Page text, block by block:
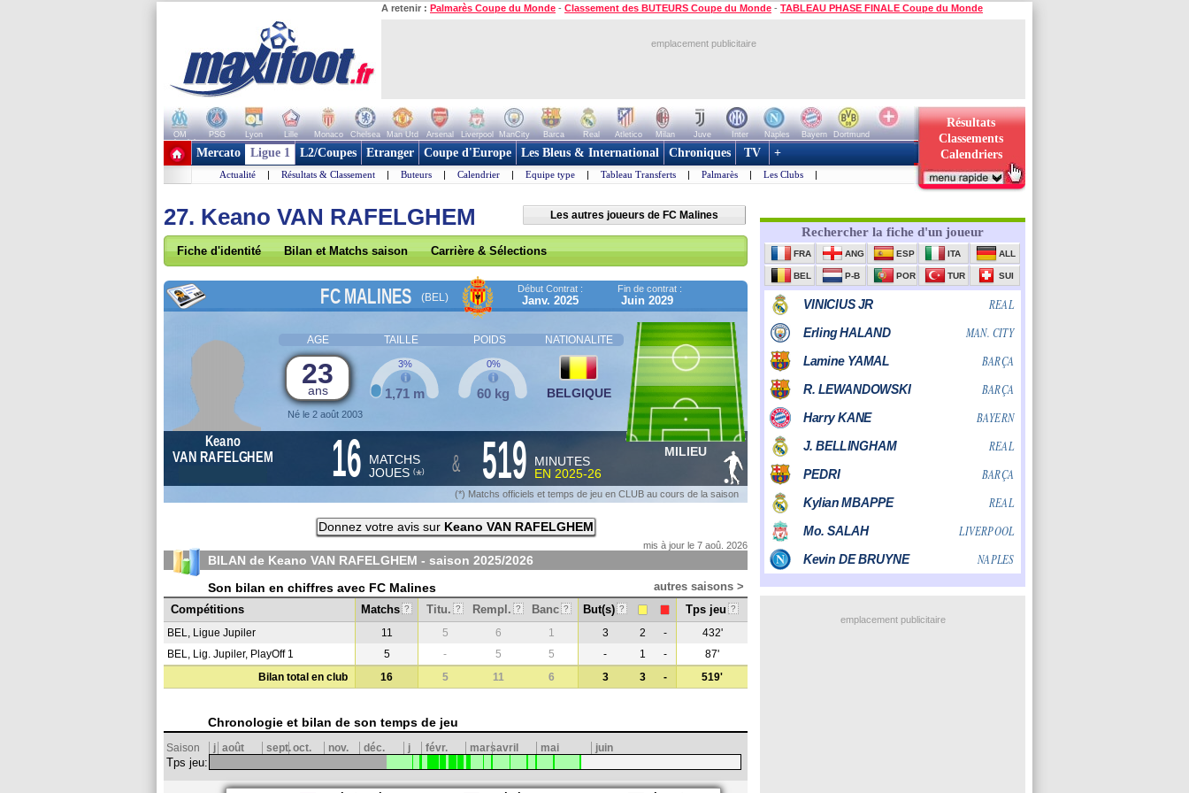
A retenir : Palmarès Coupe du Monde - Classement des BUTEURS Coupe du Monde - TABLEAU PHASE FINALE Coupe du Monde
emplacement publicitaire
OM PSG Lyon Lille Monaco Chelsea Man Utd Arsenal Liverpool ManCity Barca Real Atletico Milan Juve Inter Naples Bayern
Dortmund
+ de clubs
Résultats
Classements
Calendriers
Mercato Ligue 1 L2/Coupes Etranger Coupe d'Europe Les Bleus & International Chroniques TV +
Actualité | Résultats & Classement | Buteurs | Calendrier | Equipe type | Tableau Transferts | Palmarès | Les Clubs |
27. Keano VAN RAFELGHEM Les autres joueurs de FC Malines
Fiche d'identité Bilan et Matchs saison Carrière & Sélections
FC MALINES (BEL)
Début Contrat :
Janv. 2025
Fin de contrat :
Juin 2029
AGE TAILLE POIDS NATIONALITE
23
ans
Né le 2 août 2003
1,71 m
3%
60 kg
0%
BELGIQUE
Keano
VAN RAFELGHEM
16 MATCHS
JOUES (*) & 519
MINUTES
EN 2025-26
MILIEU
(*) Matchs officiels et temps de jeu en CLUB au cours de la saison
Donnez votre avis sur Keano VAN RAFELGHEM
mis à jour le 7 aoû. 2026
BILAN de Keano VAN RAFELGHEM - saison 2025/2026
Son bilan en chiffres avec FC Malines
autres saisons >
Compétitions
Matchs ? Titu. ? Rempl. ? Banc ? But(s) ? Tps jeu ?
BEL, Ligue Jupiler 11 5 6 1 3 2 -
432'
BEL, Lig. Jupiler, PlayOff 1
5 - 5 5 - 1 -
87'
Bilan total en club
16 5 11 6 3 3 - 519'
Chronologie et bilan de son temps de jeu
Saison j août sept.oct. nov. déc. j févr. marsavril mai juin
Tps jeu:
emplacement publicitaire